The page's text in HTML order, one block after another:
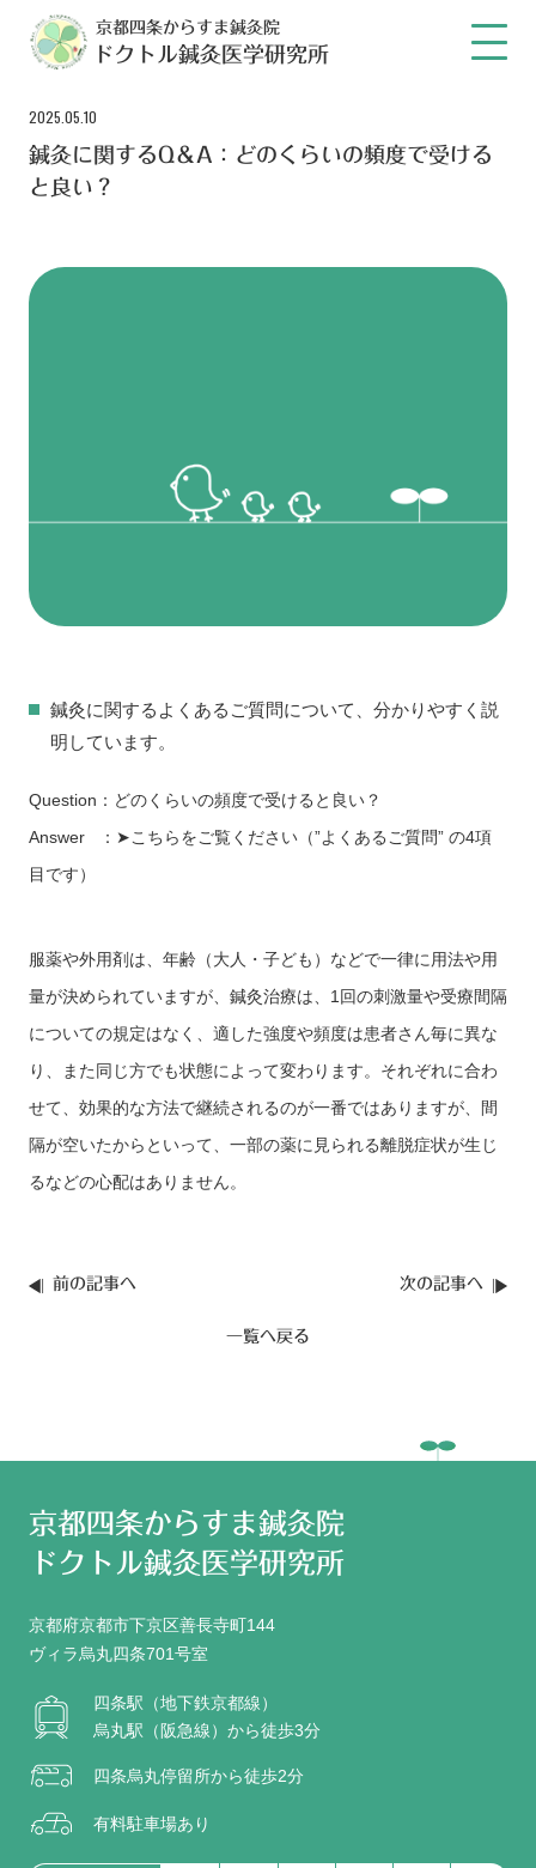
京都四条からすま鍼灸院
ドクトル鍼灸医学研究所
2025.05.10
鍼灸に関するQ＆A：どのくらいの頻度で受ける
と良い？
鍼灸に関するよくあるご質問について、分かりやすく説
明しています。
Question：どのくらいの頻度で受けると良い？
Answer ： ➤こちらをご覧ください（”よくあるご質問” の4項
目です）
服薬や外用剤は、年齢（大人・子ども）などで一律に用法や用
量が決められていますが、鍼灸治療は、1回の刺激量や受療間隔
についての規定はなく、適した強度や頻度は患者さん毎に異な
り、また同じ方でも状態によって変わります。それぞれに合わ
せて、効果的な方法で継続されるのが一番ではありますが、間
隔が空いたからといって、一部の薬に見られる離脱症状が生じ
るなどの心配はありません。
前の記事へ 次の記事へ
一覧へ戻る
京都四条からすま鍼灸院
ドクトル鍼灸医学研究所
京都府京都市下京区善長寺町144
ヴィラ烏丸四条701号室
四条駅（地下鉄京都線）
烏丸駅（阪急線）から徒歩3分
四条烏丸停留所から徒歩2分
有料駐車場あり